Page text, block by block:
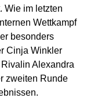
Wie im letzten
Wettkampf
besonders
Cinja Winkler
Alexandra
zweiten Runde